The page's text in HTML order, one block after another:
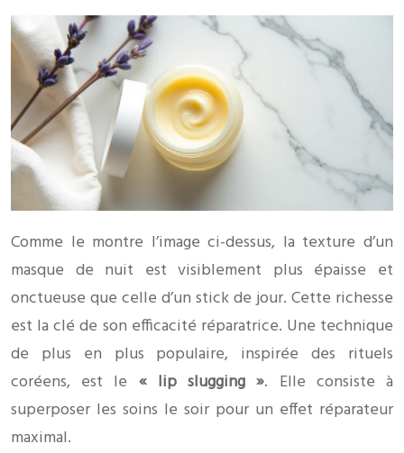
Comme le montre l’image ci-dessus, la texture d’un
masque de nuit est visiblement plus épaisse et
onctueuse que celle d’un stick de jour. Cette richesse
est la clé de son efficacité réparatrice. Une technique
de plus en plus populaire, inspirée des rituels
coréens, est le « lip slugging ». Elle consiste à
superposer les soins le soir pour un effet réparateur
maximal.